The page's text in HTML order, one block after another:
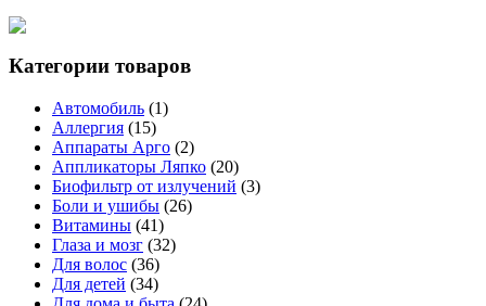
Категории товаров
Автомобиль (1)
Аллергия (15)
Аппараты Арго (2)
Аппликаторы Ляпко (20)
Биофильтр от излучений (3)
Боли и ушибы (26)
Витамины (41)
Глаза и мозг (32)
Для волос (36)
Для детей (34)